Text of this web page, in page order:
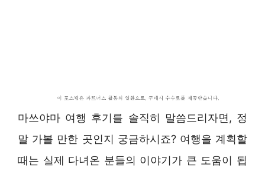
마쓰야마 여행 후기를 솔직히 말씀드리자면, 정
말 가볼 만한 곳인지 궁금하시죠? 여행을 계획할
때는 실제 다녀온 분들의 이야기가 큰 도움이 됩